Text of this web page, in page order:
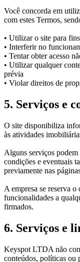
Você concorda em
com estes Termos,
• Utilizar o site para
• Interferir no
• Tentar obter acesso
• Utilizar qualquer
prévia
• Violar direitos de
5. Serviços e
O site disponibiliza
às atividades
Alguns serviços podem
condições e eventuais
previamente nas
A empresa se reserva
funcionalidades a
firmados.
6. Serviços e
Keyspot LTDA não
conteúdos, políticas ou